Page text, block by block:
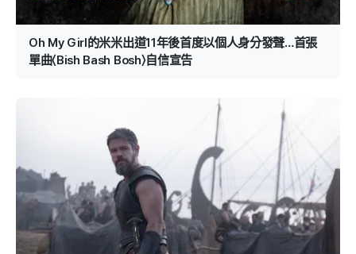
Oh My Girl的米米出道11年後首度以個人身分發聲…首張
單曲〈Bish Bash Bosh〉自信宣告